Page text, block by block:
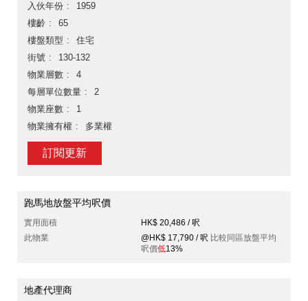
入伙年份
1959
樓齡
65
樓盤類型
住宅
街號
130-132
物業層數
4
每層單位數量
2
物業座數
1
物業擁有權
多業權
訂閱更新
跑馬地放盤平均呎價
實用面積
HK$ 20,486 / 呎
此物業
@HK$ 17,790 / 呎 比較同區放盤平均
呎價低13%
地產代理商